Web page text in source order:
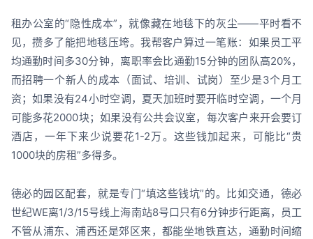
租办公室的“隐性成本”，就像藏在地毯下的灰尘——平时看不
见，攒多了能把地毯压垮。我帮客户算过一笔账：如果员工平
均通勤时间多30分钟，离职率会比通勤15分钟的团队高20%，
而招聘一个新人的成本（面试、培训、试岗）至少是3个月工
资；如果没有24小时空调，夏天加班时要开临时空调，一个月
可能多花2000块；如果没有公共会议室，每次客户来开会要订
酒店，一年下来少说要花1-2万。这些钱加起来，可能比“贵
1000块的房租”多得多。
德必的园区配套，就是专门“填这些钱坑”的。比如交通，德必
世纪WE离1/3/15号线上海南站8号口只有6分钟步行距离，员工
不管从浦东、浦西还是郊区来，都能坐地铁直达，通勤时间缩